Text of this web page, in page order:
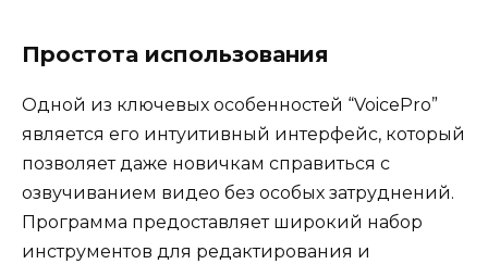
Простота использования
Одной из ключевых особенностей “VoicePro”
является его интуитивный интерфейс, который
позволяет даже новичкам справиться с
озвучиванием видео без особых затруднений.
Программа предоставляет широкий набор
инструментов для редактирования и